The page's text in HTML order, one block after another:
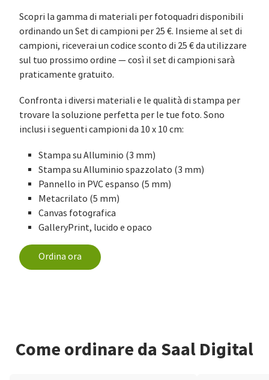
Scopri la gamma di materiali per fotoquadri disponibili
ordinando un Set di campioni per 25 €. Insieme al set di
campioni, riceverai un codice sconto di 25 € da utilizzare
sul tuo prossimo ordine — così il set di campioni sarà
praticamente gratuito.
Confronta i diversi materiali e le qualità di stampa per
trovare la soluzione perfetta per le tue foto. Sono
inclusi i seguenti campioni da 10 x 10 cm:
Stampa su Alluminio (3 mm)
Stampa su Alluminio spazzolato (3 mm)
Pannello in PVC espanso (5 mm)
Metacrilato (5 mm)
Canvas fotografica
GalleryPrint, lucido e opaco
Ordina ora
Come ordinare da Saal Digital